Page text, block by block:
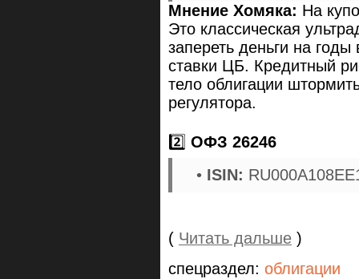
Мнение Хомяка: На
Это классическая
запереть деньги на
ставки ЦБ. Кредитный
тело облигации
регулятора.
2️⃣ ОФЗ 26246
• ISIN:
( Читать дальше )
спецраздел: облигации